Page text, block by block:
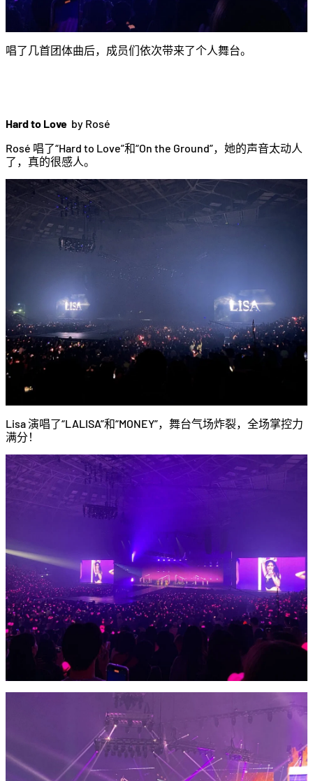
唱了几首团体曲后，成员们依次带来了个人舞台。
Hard to Love by Rosé
Rosé 唱了“Hard to Love”和“On the Ground”，她的声音太动人
了，真的很感人。
Lisa 演唱了“LALISA”和“MONEY”，舞台气场炸裂，全场掌控力
满分！